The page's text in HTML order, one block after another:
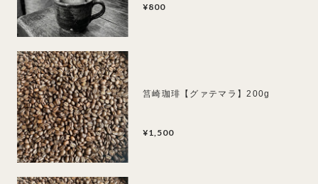
¥800
筥崎珈琲【グァテマラ】200g
¥1,500